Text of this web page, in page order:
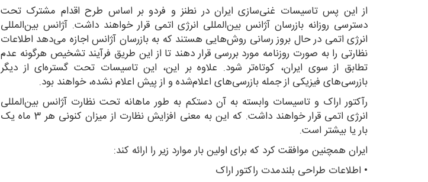
از این پس تاسیسات غنی‌سازی ایران در نطنز و فردو بر اساس طرح اقدام مشترک تحت
دسترسی روزانه بازرسان آژانس بین‌المللی انرژی اتمی قرار خواهند داشت. آژانس بین‌المللی
انرژی اتمی در حال بروز رسانی روش‌هایی هستند که به بازرسان آژانس اجازه می‌دهد اطلاعات
نظارتی را به صورت روزنامه مورد بررسی قرار دهند تا از این طریق فرآیند تشخیص هرگونه عدم
تطابق از سوی ایران، کوتاه‌تر شود. علاوه بر این، این تاسیسات تحت گستره‌ای از دیگر
بازرسی‌های فیزیکی از جمله بازرسی‌های اعلام‌شده و از پیش اعلام نشده، خواهند بود.
رآکتور اراک و تاسیسات وابسته به آن دستکم به طور ماهانه تحت نظارت آژانس بین‌المللی
انرژی اتمی قرار خواهند داشت. که این به معنی افزایش نظارت از میزان کنونی هر 3 ماه یک
بار یا بیشتر است.
ایران همچنین موافقت کرد که برای اولین بار موارد زیر را ارائه کند:
• اطلاعات طراحی بلندمدت راکتور اراک